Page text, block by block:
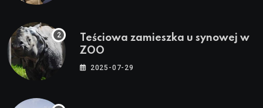
Teściowa zamieszka u synowej w
ZOO
2025-07-29